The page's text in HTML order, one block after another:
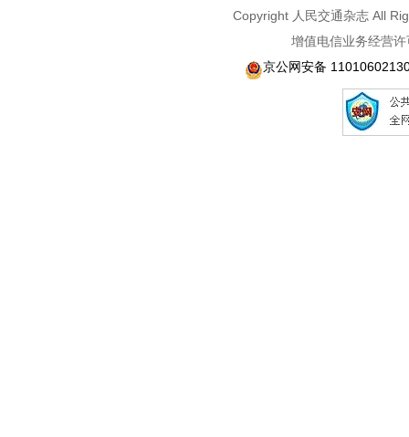
Copyright 人民交通杂志 All
增值电信业务经营
京公网安备